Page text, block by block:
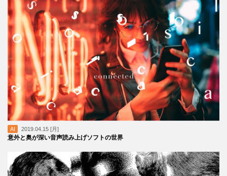
AI 2019.04.15 [月]
意外と奥が深い音声読み上げソフトの世界